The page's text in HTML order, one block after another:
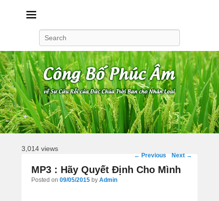
3,014 views
Post
navigation
← Previous Next →
MP3 : Hãy Quyết Định Cho Mình
Posted on 09/05/2015 by Admin